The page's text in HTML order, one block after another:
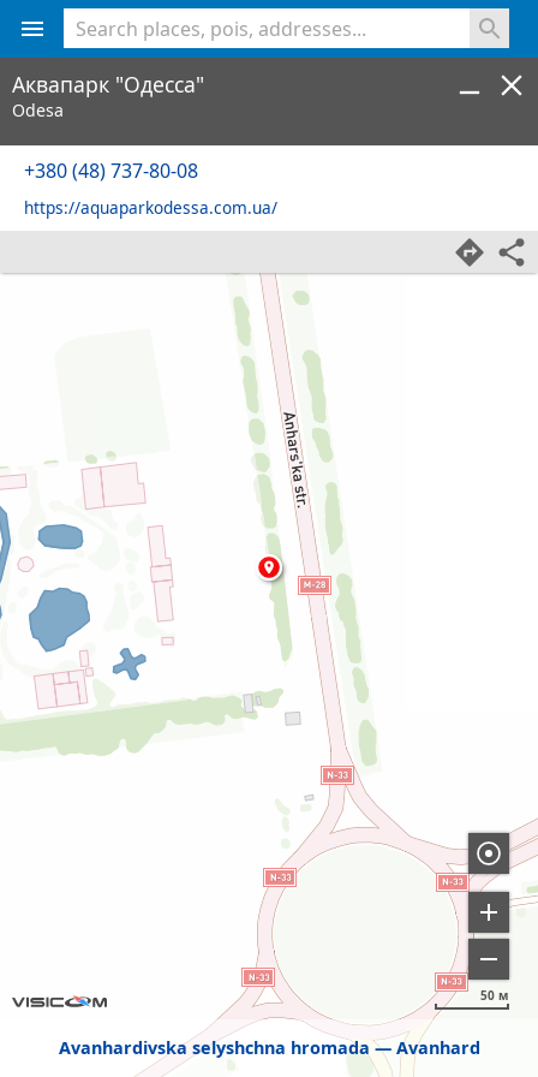
Avanhardivska selyshchna hromada Avanhard
50 м
Аквапарк "Одесса"
Odesa
+380 (48) 737-80-08
https://aquaparkodessa.com.ua/
<% console.log(hcard) %>